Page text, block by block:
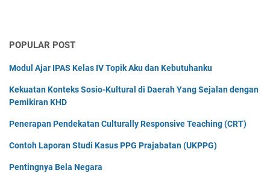
POPULAR POST
Modul Ajar IPAS Kelas IV Topik Aku dan Kebutuhanku
Kekuatan Konteks Sosio-Kultural di Daerah Yang Sejalan dengan
Pemikiran KHD
Penerapan Pendekatan Culturally Responsive Teaching (CRT)
Contoh Laporan Studi Kasus PPG Prajabatan (UKPPG)
Pentingnya Bela Negara